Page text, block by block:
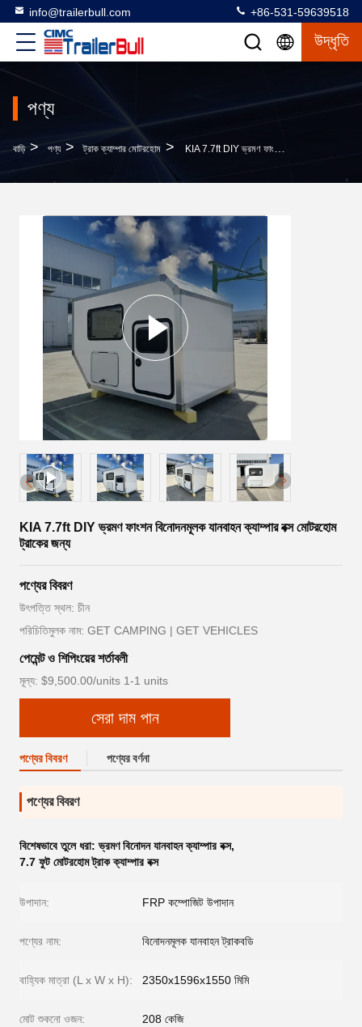
info@trailerbull.com +86-531-59639518
উদ্ধৃতি
পণ্য
বাড়ি > পণ্য > ট্রাক ক্যাম্পার মোটরহোম > KIA 7.7ft DIY ভ্রমণ ফাংশন বিনোদনমূলক যানবাহন ক্যাম্পার বক্স মোটরহোম ট্রাকের জন্য
KIA 7.7ft DIY ভ্রমণ ফাংশন বিনোদনমূলক যানবাহন ক্যাম্পার বক্স মোটরহোম
ট্রাকের জন্য
পণ্যের বিবরণ
উৎপত্তি স্থল: চীন
পরিচিতিমুলক নাম: GET CAMPING | GET VEHICLES
পেমেন্ট ও শিপিংয়ের শর্তাবলী
মূল্য: $9,500.00/units 1-1 units
সেরা দাম পান
পণ্যের বিবরণ পণ্যের বর্ণনা
পণ্যের বিবরণ
বিশেষভাবে তুলে ধরা:ভ্রমণ বিনোদন যানবাহন ক্যাম্পার বক্স,
7.7 ফুট মোটরহোম ট্রাক ক্যাম্পার বক্স
উপাদান: FRP কম্পোজিট উপাদান
পণ্যের নাম: বিনোদনমূলক যানবাহন ট্রাকবডি
বাহ্যিক মাত্রা (L x W x H): 2350x1596x1550 মিমি
মোট শুকনো ওজন: 208 কেজি